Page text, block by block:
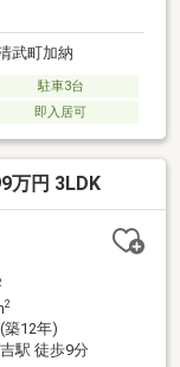
武町加納
駐車3台
即入居可
万円 3LDK
2
築12年)
駅 徒歩9分